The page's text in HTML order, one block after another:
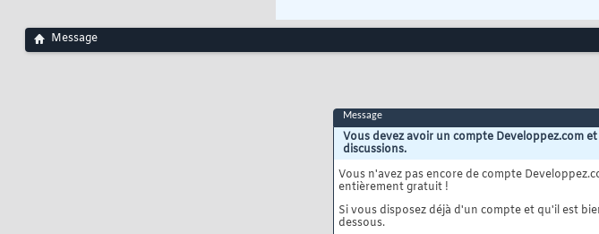
Message
Message
Vous devez avoir un compte Developpez.com
discussions.
Vous n'avez pas encore de compte
entièrement gratuit !
Si vous disposez déjà d'un compte et qu'il est
dessous.